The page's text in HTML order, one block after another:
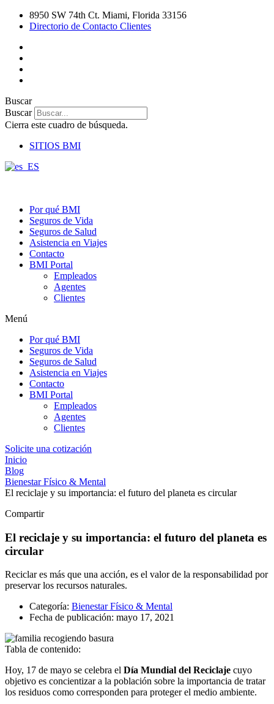
8950 SW 74th Ct. Miami, Florida 33156
Directorio de Contacto Clientes
Buscar
Buscar
Cierra este cuadro de búsqueda.
SITIOS BMI
Por qué BMI
Seguros de Vida
Seguros de Salud
Asistencia en Viajes
Contacto
BMI Portal
Empleados
Agentes
Clientes
Menú
Por qué BMI
Seguros de Vida
Seguros de Salud
Asistencia en Viajes
Contacto
BMI Portal
Empleados
Agentes
Clientes
Solicite una cotización
Inicio
Blog
Bienestar Físico & Mental
El reciclaje y su importancia: el futuro del planeta es circular
Compartir
El reciclaje y su importancia: el futuro del planeta es
circular
Reciclar es más que una acción, es el valor de la responsabilidad por
preservar los recursos naturales.
Categoría: Bienestar Físico & Mental
Fecha de publicación: mayo 17, 2021
Tabla de contenido:
Hoy, 17 de mayo se celebra el Día Mundial del Reciclaje cuyo
objetivo es concientizar a la población sobre la importancia de tratar
los residuos como corresponden para proteger el medio ambiente.